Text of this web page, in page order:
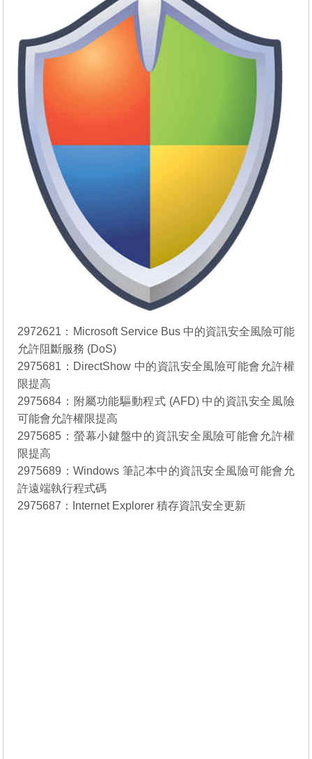
2972621： Microsoft Service Bus 中的資訊安全風險可能
允許阻斷服務 (DoS)
2975681： DirectShow 中的資訊安全風險可能會允許權
限提高
2975684： 附屬功能驅動程式 (AFD) 中的資訊安全風險
可能會允許權限提高
2975685： 螢幕小鍵盤中的資訊安全風險可能會允許權
限提高
2975689：Windows 筆記本中的資訊安全風險可能會允
許遠端執行程式碼
2975687：
Internet Explorer 積存資訊安全更新